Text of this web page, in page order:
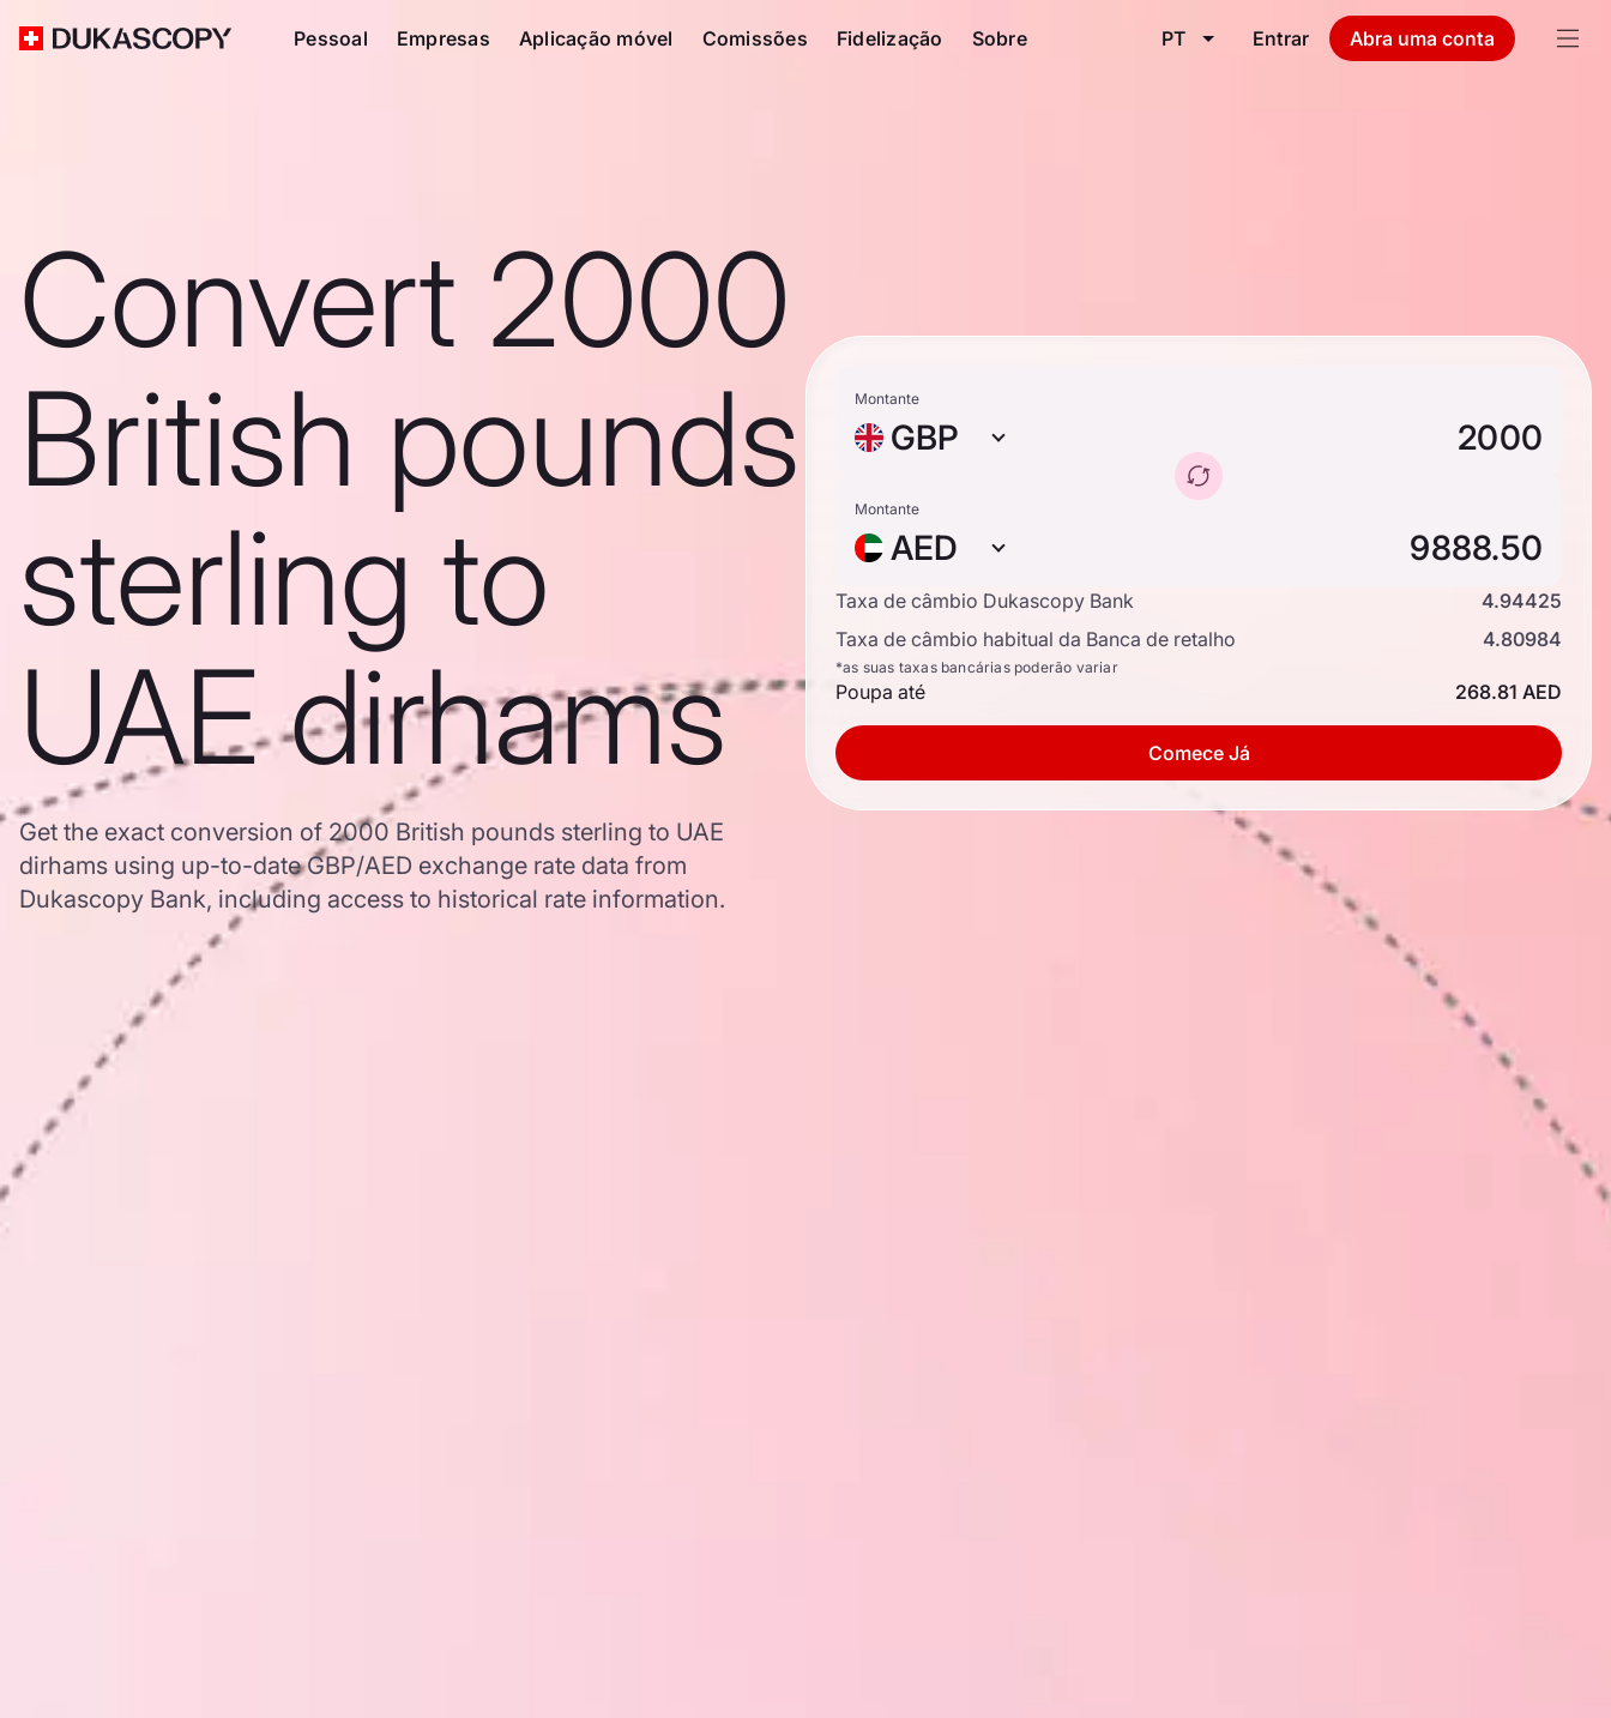
Pessoal Empresas Aplicação móvel Comissões Fidelização Sobre PT Entrar Abra uma conta
Convert 2000
British pounds
sterling to
UAE dirhams
Get the exact conversion of 2000 British pounds sterling to UAE
dirhams using up-to-date GBP/AED exchange rate data from
Dukascopy Bank, including access to historical rate information.
Montante
GBP
Montante
AED
Taxa de câmbio Dukascopy Bank
4.94425
Taxa de câmbio habitual da Banca de retalho
4.80984
*as suas taxas bancárias poderão variar
Poupa até 268.81 AED
Comece Já